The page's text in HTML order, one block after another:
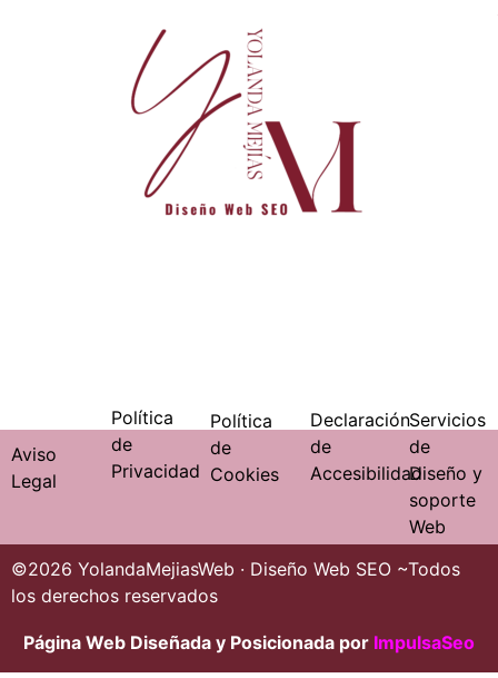
Aviso
Legal
Política
de
Privacidad
Política
de
Cookies
Declaración
de
Accesibilidad
Servicios
de
Diseño y
soporte
Web
©2026 YolandaMejiasWeb · Diseño Web SEO ~Todos
los derechos reservados
Página Web Diseñada y Posicionada por ImpulsaSeo